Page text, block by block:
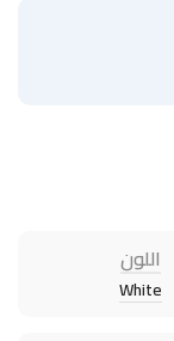
اللون
White